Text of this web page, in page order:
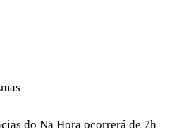
do Na Hora ocorrerá de 7h